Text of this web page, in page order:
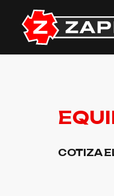
COTIZA